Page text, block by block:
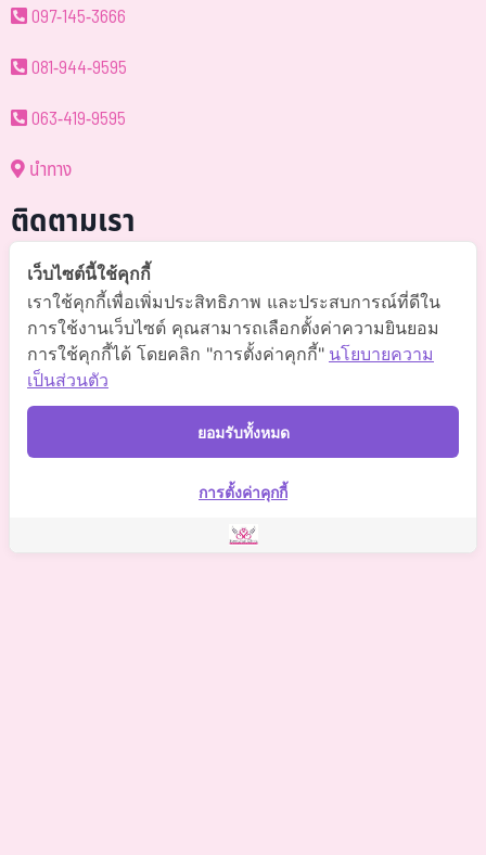
097-145-3666
081-944-9595
063-419-9595
นำทาง
ติดตามเรา
@somchai-clinic (มี@)
Somchaiclinic คลินิกแพทย์สมชาย
Somchaiclinic
2021 Somchai Clinic. All Rights Reserved. Powered by
เว็บไซต์นี้ใช้คุกกี้
เราใช้คุกกี้เพื่อเพิ่มประสิทธิภาพ และประสบการณ์ที่ดีใน
การใช้งานเว็บไซต์ คุณสามารถเลือกตั้งค่าความยินยอม
การใช้คุกกี้ได้ โดยคลิก "การตั้งค่าคุกกี้" นโยบายความ
เป็นส่วนตัว
ยอมรับทั้งหมด
การตั้งค่าคุกกี้